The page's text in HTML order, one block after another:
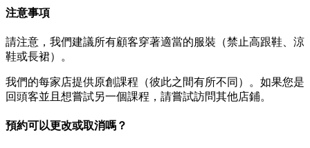
注意事項
請注意，我們建議所有顧客穿著適當的服裝（禁止高跟鞋、涼
鞋或長裙）。
我們的每家店提供原創課程（彼此之間有所不同）。如果您是
回頭客並且想嘗試另一個課程，請嘗試訪問其他店鋪。
預約可以更改或取消嗎？